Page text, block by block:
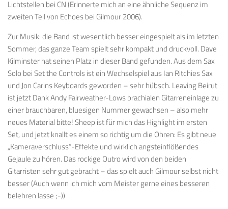
Lichtstellen bei CN (Erinnerte mich an eine ähnliche Sequenz im
zweiten Teil von Echoes bei Gilmour 2006).
Zur Musik: die Band ist wesentlich besser eingespielt als im letzten
Sommer, das ganze Team spielt sehr kompakt und druckvoll. Dave
Kilminster hat seinen Platz in dieser Band gefunden. Aus dem Sax
Solo bei Set the Controls ist ein Wechselspiel aus Ian Ritchies Sax
und Jon Carins Keyboards geworden – sehr hübsch. Leaving Beirut
ist jetzt Dank Andy Fairweather-Lows brachialen Gitarreneinlage zu
einer brauchbaren, bluesigen Nummer gewachsen – also mehr
neues Material bitte! Sheep ist für mich das Highlight im ersten
Set, und jetzt knallt es einem so richtig um die Ohren: Es gibt neue
„Kameraverschluss“-Effekte und wirklich angsteinflößendes
Gejaule zu hören. Das rockige Outro wird von den beiden
Gitarristen sehr gut gebracht – das spielt auch Gilmour selbst nicht
besser (Auch wenn ich mich vom Meister gerne eines besseren
belehren lasse ;-))